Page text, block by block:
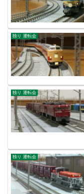
独り 運転会
独り 運転会
独り 運転会